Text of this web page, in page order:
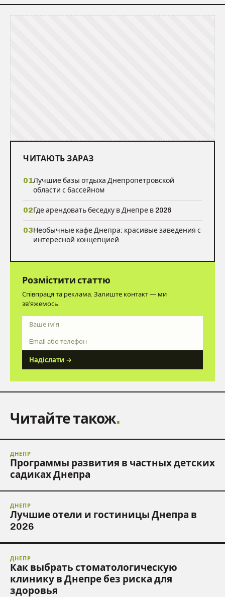
ЧИТАЮТЬ ЗАРАЗ
01Лучшие базы отдыха Днепропетровской
области с бассейном
02Где арендовать беседку в Днепре в 2026
03Необычные кафе Днепра: красивые заведения с
интересной концепцией
Розмістити статтю
Співпраця та реклама. Залиште контакт — ми
зв’яжемось.
Ім'я
Контакт
Надіслати →
Читайте також.
ДНЕПР
Программы развития в частных детских
садиках Днепра
ДНЕПР
Лучшие отели и гостиницы Днепра в
2026
ДНЕПР
Как выбрать стоматологическую
клинику в Днепре без риска для
здоровья